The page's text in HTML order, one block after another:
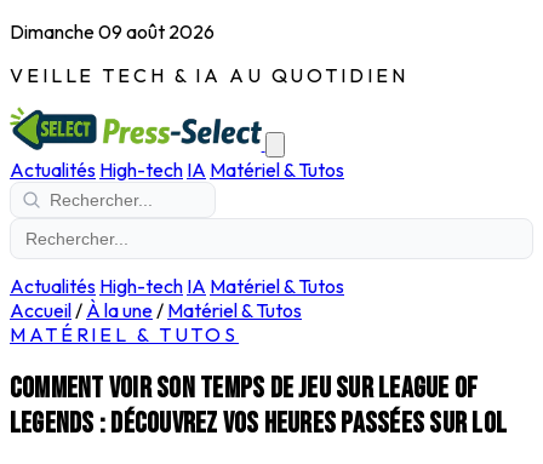
Dimanche 09 août 2026
VEILLE TECH & IA AU QUOTIDIEN
Actualités High-tech IA Matériel & Tutos
Actualités High-tech IA Matériel & Tutos
Accueil/ À la une/ Matériel & Tutos
MATÉRIEL & TUTOS
Comment voir son temps de jeu sur League of
Legends : découvrez vos heures passées sur LoL